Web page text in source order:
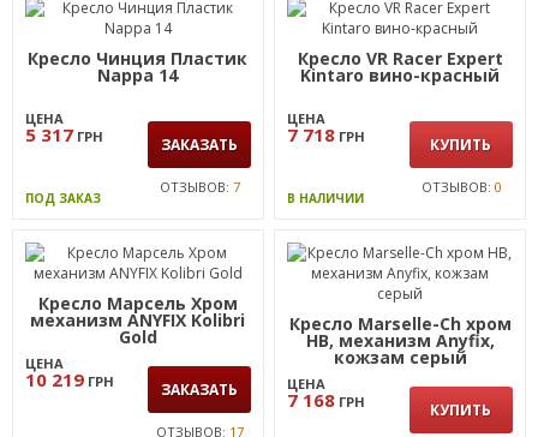
Кресло Чинция Пластик
Nappa 14
ЦЕНА
5 317 ГРН ЗАКАЗАТЬ
ПОД ЗАКАЗ
ОТЗЫВОВ: 7
Кресло VR Racer Expert
Kintaro вино-красный
ЦЕНА
7 718 ГРН КУПИТЬ
В НАЛИЧИИ
ОТЗЫВОВ: 0
Кресло Марсель Хром
механизм ANYFIX Kolibri
Gold
ЦЕНА
10 219 ГРН ЗАКАЗАТЬ
ОТЗЫВОВ: 17
Кресло Marselle-Ch хром
НВ, механизм Anyfix,
кожзам серый
ЦЕНА
7 168 ГРН КУПИТЬ